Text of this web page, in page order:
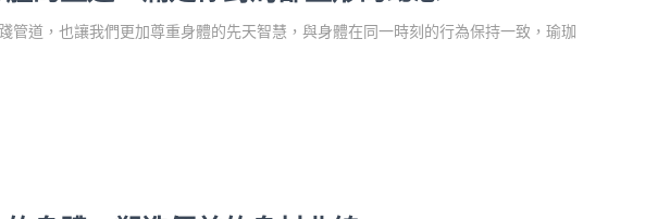
管道，也讓我們更加尊重身體的先天智慧，與身體在同一時刻的行為保持一致，瑜珈